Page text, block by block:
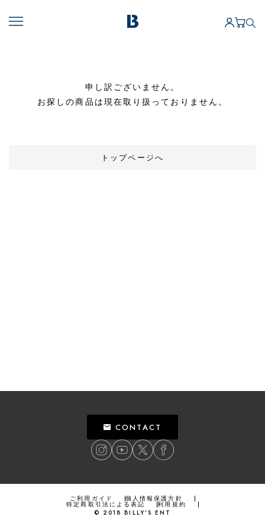
申し訳ございません。
お探しの商品は現在取り扱っておりません。
トップページへ
CONTACT
ご利用ガイド 個人情報保護方針
特定商取引法による表記
利用規約
© 2018 BILLY’S ENT